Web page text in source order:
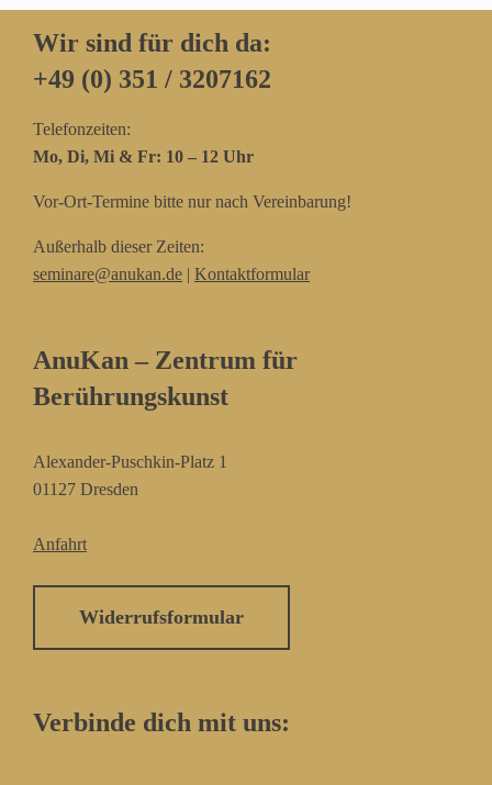
Wir sind für dich da:
+49 (0) 351 / 3207162‬
Telefonzeiten:
Mo, Di, Mi & Fr: 10 – 12 Uhr
Vor-Ort-Termine bitte nur nach Vereinbarung!
Außerhalb dieser Zeiten:
seminare@anukan.de | Kontaktformular
AnuKan – Zentrum für
Berührungskunst
Alexander-Puschkin-Platz 1
01127 Dresden
Anfahrt
Widerrufsformular
Verbinde dich mit uns: